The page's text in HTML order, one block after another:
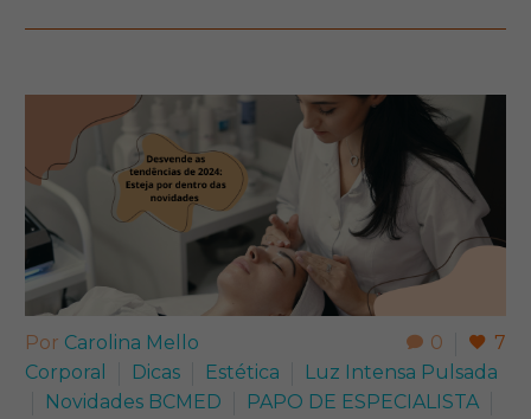
0 7
Por Carolina Mello
Corporal
Dicas Estética
Luz Intensa Pulsada
Novidades BCMED
PAPO DE ESPECIALISTA​